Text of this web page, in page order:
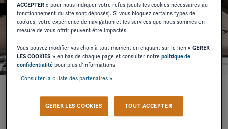
Nous sommes fiers de confier l’avenir de
ACCEPTER » pour nous indiquer votre refus (seuls les cookies nécessaires au
fonctionnement du site sont déposés). Si vous bloquez certains types de
cookies, votre expérience de navigation et les services que nous sommes en
mesure de vous offrir peuvent être impactés.
Vous pouvez modifier vos choix à tout moment en cliquant sur le lien «GERER
LES COOKIES » en bas de chaque page et consulter notrepolitique de
confidentialité pour plus d’informations
Consulter la « liste des partenaires »
GERER LES COOKIES TOUT ACCEPTER